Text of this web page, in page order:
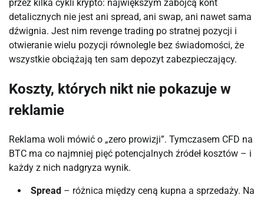
przez kilka cykli krypto: największym zabójcą kont
detalicznych nie jest ani spread, ani swap, ani nawet sama
dźwignia. Jest nim revenge trading po stratnej pozycji i
otwieranie wielu pozycji równolegle bez świadomości, że
wszystkie obciążają ten sam depozyt zabezpieczający.
Koszty, których nikt nie pokazuje w
reklamie
Reklama woli mówić o „zero prowizji”. Tymczasem CFD na
BTC ma co najmniej pięć potencjalnych źródeł kosztów – i
każdy z nich nadgryza wynik.
Spread – różnica między ceną kupna a sprzedaży. Na